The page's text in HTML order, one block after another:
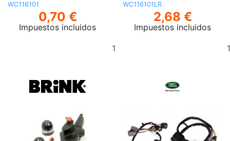
WC116101
0,70 €
Impuestos incluidos
WC116101LR
2,68 €
Impuestos incluidos